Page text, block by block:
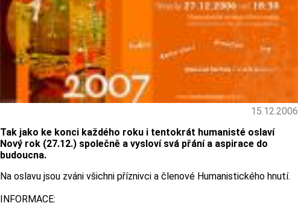
15.12.2006
Tak jako ke konci každého roku i tentokrát humanisté oslaví
Nový rok (27.12.) společně a vysloví svá přání a aspirace do
budoucna.
Na oslavu jsou zváni všichni příznivci a členové Humanistického hnutí.
INFORMACE: